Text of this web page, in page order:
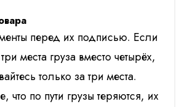
перед их подписью. Если
места груза вместо четырёх,
только за три места.
что по пути грузы теряются, их